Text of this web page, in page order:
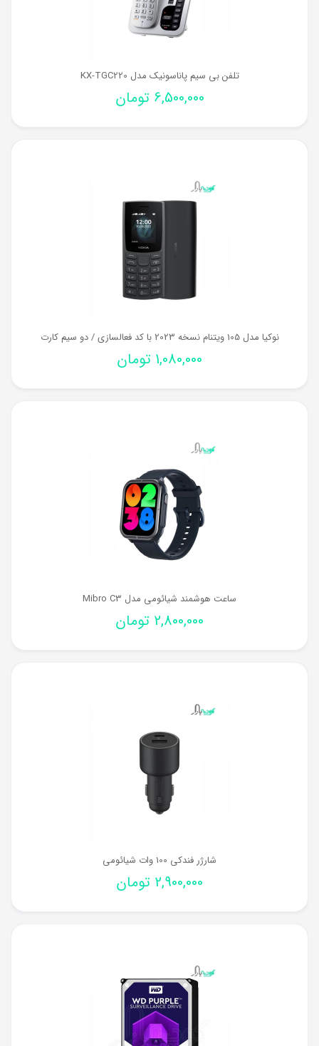
تلفن بی سیم پاناسونیک مدل KX-TGC220
6,500,000 تومان
نوکیا مدل 105 ویتنام نسخه 2023 با کد فعالسازی / دو سیم کارت
1,080,000 تومان
ساعت هوشمند شیائومی مدل Mibro C3
2,800,000 تومان
شارژر فندکی 100 وات شیائومی
2,900,000 تومان